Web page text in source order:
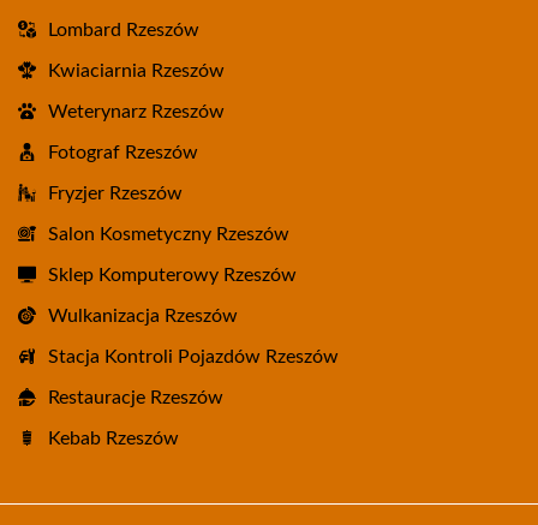
Lombard Rzeszów
Kwiaciarnia Rzeszów
Weterynarz Rzeszów
Fotograf Rzeszów
Fryzjer Rzeszów
Salon Kosmetyczny Rzeszów
Sklep Komputerowy Rzeszów
Wulkanizacja Rzeszów
Stacja Kontroli Pojazdów Rzeszów
Restauracje Rzeszów
Kebab Rzeszów